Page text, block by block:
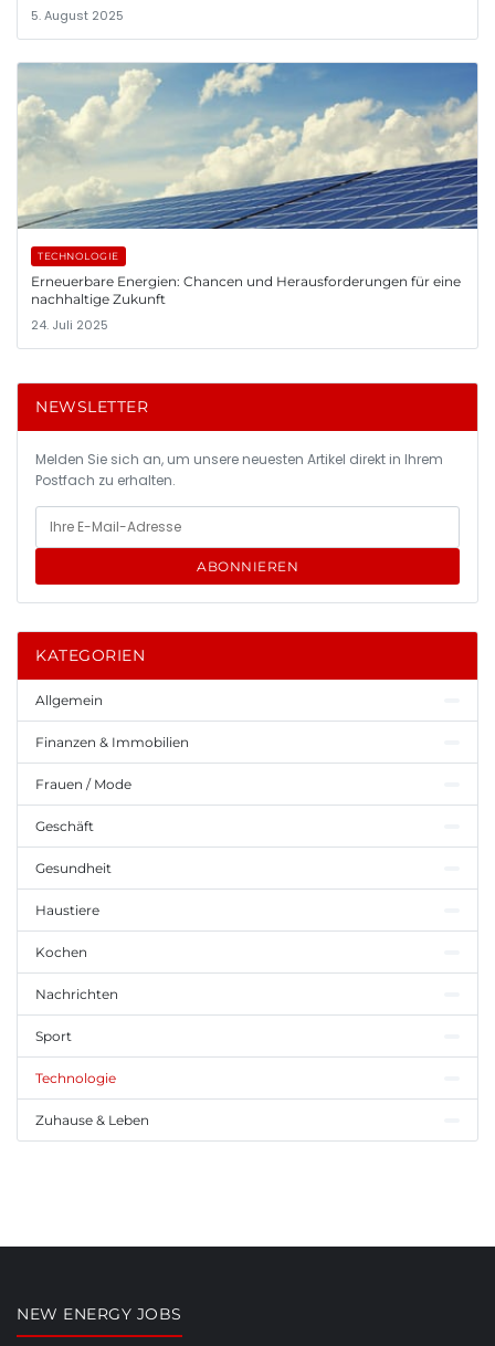
5. August 2025
TECHNOLOGIE
Erneuerbare Energien: Chancen und Herausforderungen für eine
nachhaltige Zukunft
24. Juli 2025
NEWSLETTER
Melden Sie sich an, um unsere neuesten Artikel direkt in Ihrem
Postfach zu erhalten.
ABONNIEREN
KATEGORIEN
Allgemein
Finanzen & Immobilien
Frauen / Mode
Geschäft
Gesundheit
Haustiere
Kochen
Nachrichten
Sport
Technologie
Zuhause & Leben
NEW ENERGY JOBS